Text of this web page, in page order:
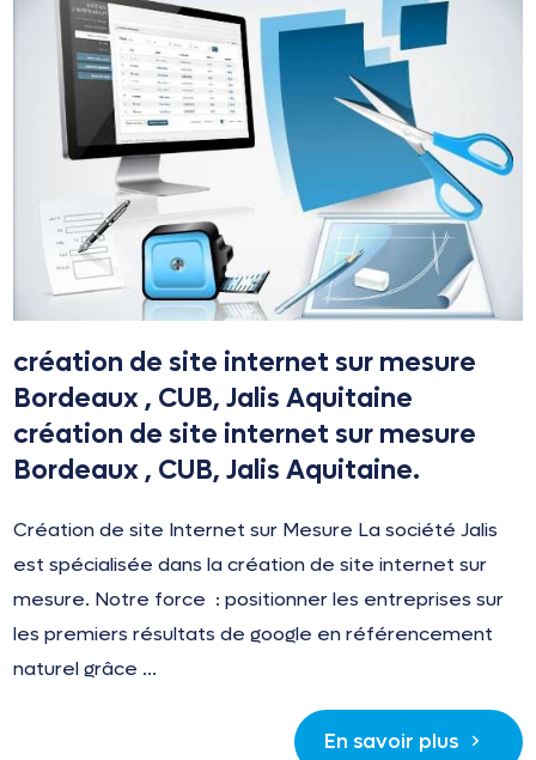
création de site internet sur mesure
Bordeaux , CUB, Jalis Aquitaine
création de site internet sur mesure
Bordeaux , CUB, Jalis Aquitaine.
Création de site Internet sur Mesure La société Jalis
est spécialisée dans la création de site internet sur
mesure. Notre force : positionner les entreprises sur
les premiers résultats de google en référencement
naturel grâce ...
En savoir plus